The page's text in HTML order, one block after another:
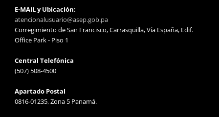
E-MAIL y Ubicación:
atencionalusuario@asep.gob.pa
Corregimiento de San Francisco, Carrasquilla, Vía España, Edif.
Office Park - Piso 1
Central Telefónica
(507) 508-4500
Apartado Postal
0816-01235, Zona 5 Panamá.